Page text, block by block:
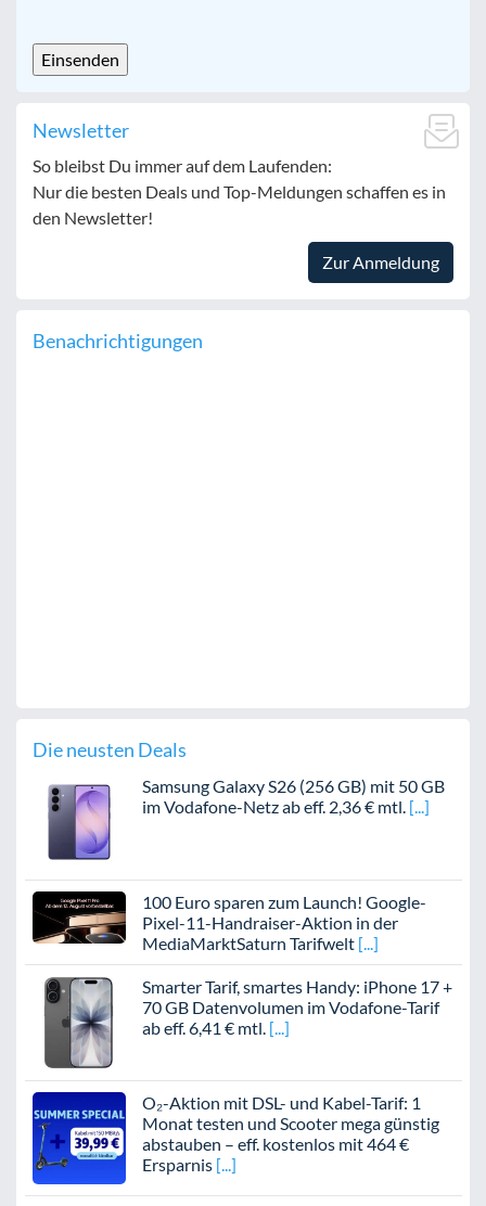
Newsletter
So bleibst Du immer auf dem Laufenden:
Nur die besten Deals und Top-Meldungen schaffen es in
den Newsletter!
Zur Anmeldung
Benachrichtigungen
Die neusten Deals
Samsung Galaxy S26 (256 GB) mit 50 GB
im Vodafone-Netz ab eff. 2,36 € mtl.
100 Euro sparen zum Launch! Google-
Pixel-11-Handraiser-Aktion in der
MediaMarktSaturn Tarifwelt
Smarter Tarif, smartes Handy: iPhone 17 +
70 GB Datenvolumen im Vodafone-Tarif
ab eff. 6,41 € mtl.
O₂-Aktion mit DSL- und Kabel-Tarif: 1
Monat testen und Scooter mega günstig
abstauben – eff. kostenlos mit 464 €
Ersparnis